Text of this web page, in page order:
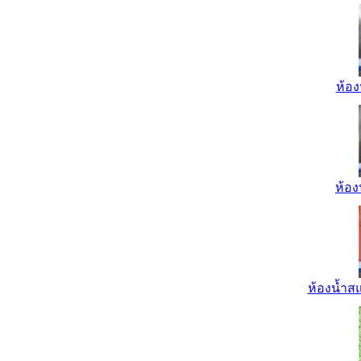
ห้อ
ห้อ
ห้องน้ำส